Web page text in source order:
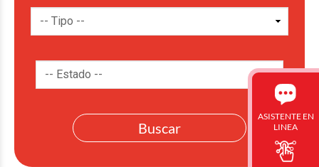
ASISTENTE EN
LINEA